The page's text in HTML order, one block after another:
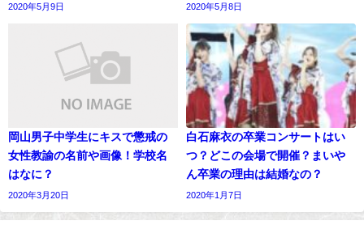
2020年5月9日 2020年5月8日
岡山男子中学生にキスで懲戒の
女性教諭の名前や画像！学校名
はなに？
2020年3月20日
白石麻衣の卒業コンサートはい
つ？どこの会場で開催？まいや
ん卒業の理由は結婚なの？
2020年1月7日